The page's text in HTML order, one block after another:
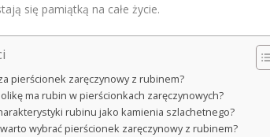
się pamiątką na całe życie.
pierścionek zaręczynowy z rubinem?
ma rubin w pierścionkach zaręczynowych?
rubinu jako kamienia szlachetnego?
wybrać pierścionek zaręczynowy z rubinem?